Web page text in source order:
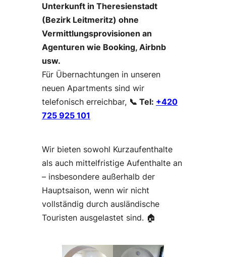
Unterkunft in Theresienstadt
(Bezirk Leitmeritz) ohne
Vermittlungsprovisionen an
Agenturen wie Booking, Airbnb
usw.
Für Übernachtungen in unseren
neuen Apartments sind wir
telefonisch erreichbar, 📞 Tel: +420
725 925 101
Wir bieten sowohl Kurzaufenthalte
als auch mittelfristige Aufenthalte an
– insbesondere außerhalb der
Hauptsaison, wenn wir nicht
vollständig durch ausländische
Touristen ausgelastet sind. 🏠